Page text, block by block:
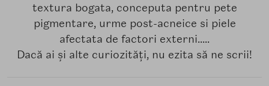
textura bogata, conceputa pentru pete
pigmentare, urme post-acneice si piele
afectata de factori externi.....
Dacă ai și alte curiozități, nu ezita să ne scrii!